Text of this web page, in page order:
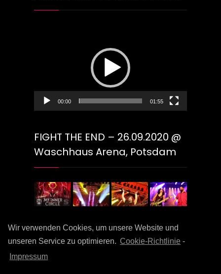
Wir verwenden Cookies, um unsere Website und
unseren Service zu optimieren. Cookie-Richtlinie -
Impressum
00:00 01:55
FIGHT THE END – 26.09.2020 @
Waschhaus Arena, Potsdam